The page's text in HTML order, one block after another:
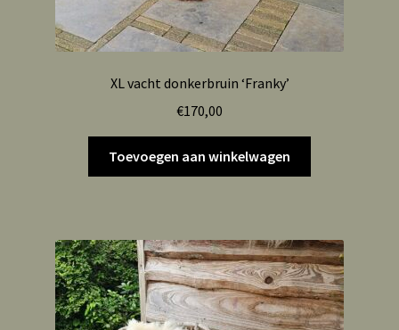
XL vacht donkerbruin ‘Franky’
€170,00
Toevoegen aan winkelwagen